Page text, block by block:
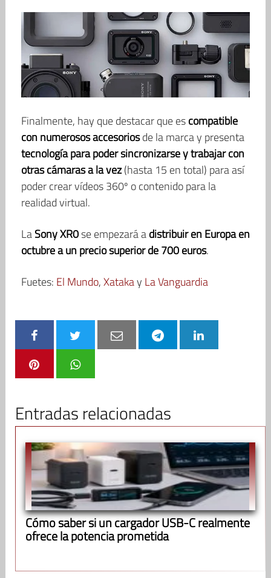
Finalmente, hay que destacar que escompatible
con numerosos accesoriosde la marca y presenta
tecnología para poder sincronizarse y trabajar con
otras cámaras a la vez(hasta 15 en total) para así
poder crear vídeos 360º o contenido para la
realidad virtual.
LaSony XR0se empezará adistribuir en Europa en
octubre a un precio superior de 700 euros.
Fuetes: El Mundo,Xatakay La Vanguardia
Entradas relacionadas
Cómo saber si un cargador USB-C realmente
ofrece la potencia prometida